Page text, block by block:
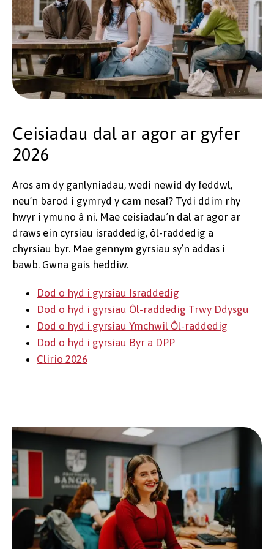
Ceisiadau dal ar agor ar gyfer
2026
Aros am dy ganlyniadau, wedi newid dy feddwl,
neu’n barod i gymryd y cam nesaf? Tydi ddim rhy
hwyr i ymuno â ni. Mae ceisiadau’n dal ar agor ar
draws ein cyrsiau israddedig, ôl-raddedig a
chyrsiau byr. Mae gennym gyrsiau sy’n addas i
bawb. Gwna gais heddiw.
Dod o hyd i gyrsiau Israddedig
Dod o hyd i gyrsiau Ôl-raddedig Trwy Ddysgu
Dod o hyd i gyrsiau Ymchwil Ôl-raddedig
Dod o hyd i gyrsiau Byr a DPP
Clirio 2026